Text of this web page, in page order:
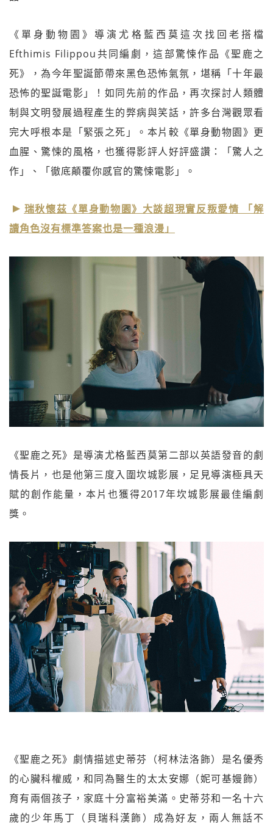
《單身動物園》導演尤格藍西莫這次找回老搭檔
Efthimis Filippou共同編劇，這部驚悚作品《聖鹿之
死》，為今年聖誕節帶來黑色恐怖氣氛，堪稱「十年最
恐怖的聖誕電影」！如同先前的作品，再次探討人類體
制與文明發展過程產生的弊病與笑話，許多台灣觀眾看
完大呼根本是「緊張之死」。本片較《單身動物園》更
血腥、驚悚的風格，也獲得影評人好評盛讚：「驚人之
作」、「徹底顛覆你感官的驚悚電影」。
瑞秋懷茲《單身動物園》大談超現實反叛愛情 「解
讀角色沒有標準答案也是一種浪漫」
《聖鹿之死》是導演尤格藍西莫第二部以英語發音的劇
情長片，也是他第三度入圍坎城影展，足見導演極具天
賦的創作能量，本片也獲得2017年坎城影展最佳編劇
獎。
《聖鹿之死》劇情描述史蒂芬（柯林法洛飾）是名優秀
的心臟科權威，和同為醫生的太太安娜（妮可基嫚飾）
育有兩個孩子，家庭十分富裕美滿。史蒂芬和一名十六
歲的少年馬丁（貝瑞科漢飾）成為好友，兩人無話不